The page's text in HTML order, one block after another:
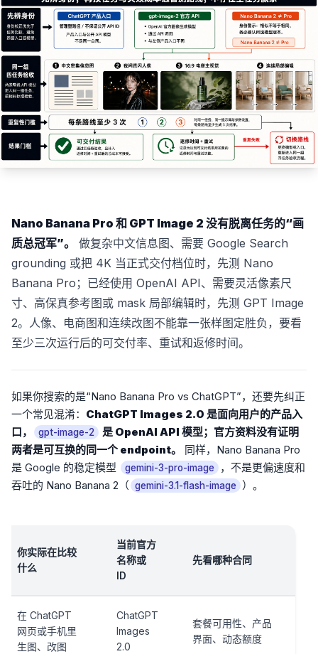
Nano Banana Pro 和 GPT Image 2 没有脱离任务的“画
质总冠军”。
做复杂中文信息图、需要 Google Search
grounding 或把 4K 当正式交付档位时，先测 Nano
Banana Pro；已经使用 OpenAI API、需要灵活像素尺
寸、高保真参考图或 mask 局部编辑时，先测 GPT Image
2。人像、电商图和连续改图不能靠一张样图定胜负，要看
至少三次运行后的可交付率、重试和返修时间。
如果你搜索的是“Nano Banana Pro vs ChatGPT”，还要先纠正
一个常见混淆： ChatGPT Images 2.0 是面向用户的产品入
口，
gpt-image-2
是 OpenAI API 模型；官方资料没有证明
两者是可互换的同一个 endpoint。
同样，Nano Banana Pro
是 Google 的稳定模型
gemini-3-pro-image
，不是更偏速度和
吞吐的 Nano Banana 2（ gemini-3.1-flash-image ）。
你实际在比较
什么
当前官方
名称或
ID
先看哪种合同
在 ChatGPT
网页或手机里
生图、改图
ChatGPT
Images
2.0
套餐可用性、产品
界面、动态额度